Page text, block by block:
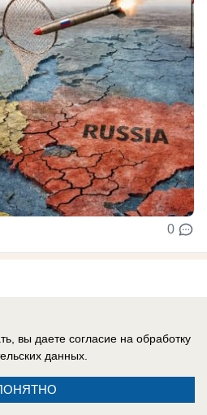
0
О компании
вы даете согласие на обработку
данных.